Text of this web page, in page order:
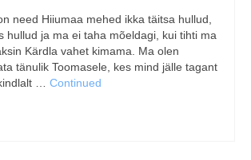
need Hiiumaa mehed ikka täitsa hullud,
hullud ja ma ei taha mõeldagi, kui tihti ma
Kärdla vahet kimama. Ma olen
tänulik Toomasele, kes mind jälle tagant
… Continued